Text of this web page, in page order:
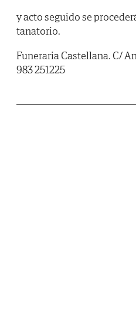
y acto seguido se
tanatorio.
Funeraria Castellana. C/
983 251225